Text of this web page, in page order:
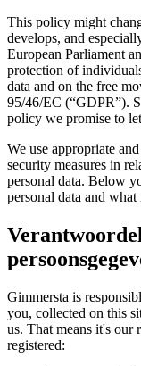
This policy might
develops, and
European Parliament
protection of
data and on the free
95/46/EC (“GDPR”).
policy we promise to
We use appropriate
security measures in
personal data. Below
personal data and
Gimmersta is
you, collected on this
us. That means it's our
registered: